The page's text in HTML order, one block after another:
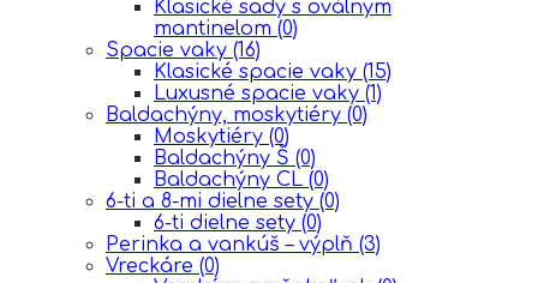
Klasické sady s oválnym
mantinelom (0)
Spacie vaky (16)
Klasické spacie vaky (15)
Luxusné spacie vaky (1)
Baldachýny, moskytiéry (0)
Moskytiéry (0)
Baldachýny Š (0)
Baldachýny CL (0)
6-ti a 8-mi dielne sety (0)
6-ti dielne sety (0)
Perinka a vankúš – výplň (3)
Vreckáre (0)